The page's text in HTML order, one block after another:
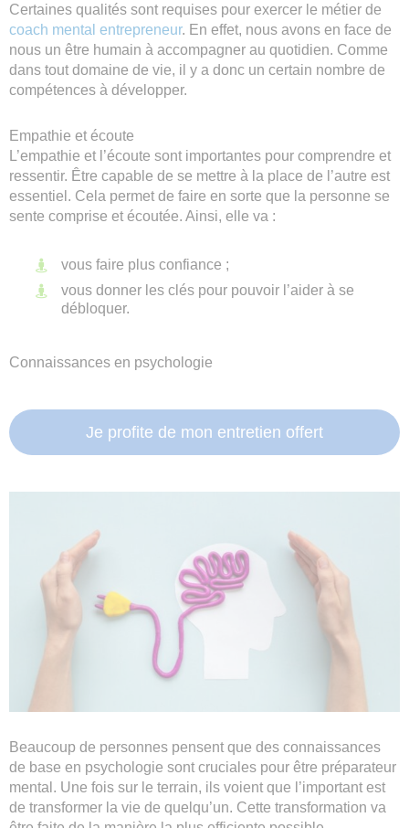
Certaines qualités sont requises pour exercer le métier de
coach mental entrepreneur. En effet, nous avons en face de
nous un être humain à accompagner au quotidien. Comme
dans tout domaine de vie, il y a donc un certain nombre de
compétences à développer.
Empathie et écoute
L’empathie et l’écoute sont importantes pour comprendre et
ressentir. Être capable de se mettre à la place de l’autre est
essentiel. Cela permet de faire en sorte que la personne se
sente comprise et écoutée. Ainsi, elle va :
vous faire plus confiance ;
vous donner les clés pour pouvoir l’aider à se
débloquer.
Connaissances en psychologie
Je profite de mon entretien offert
Beaucoup de personnes pensent que des connaissances
de base en psychologie sont cruciales pour être préparateur
mental. Une fois sur le terrain, ils voient que l’important est
de transformer la vie de quelqu’un. Cette transformation va